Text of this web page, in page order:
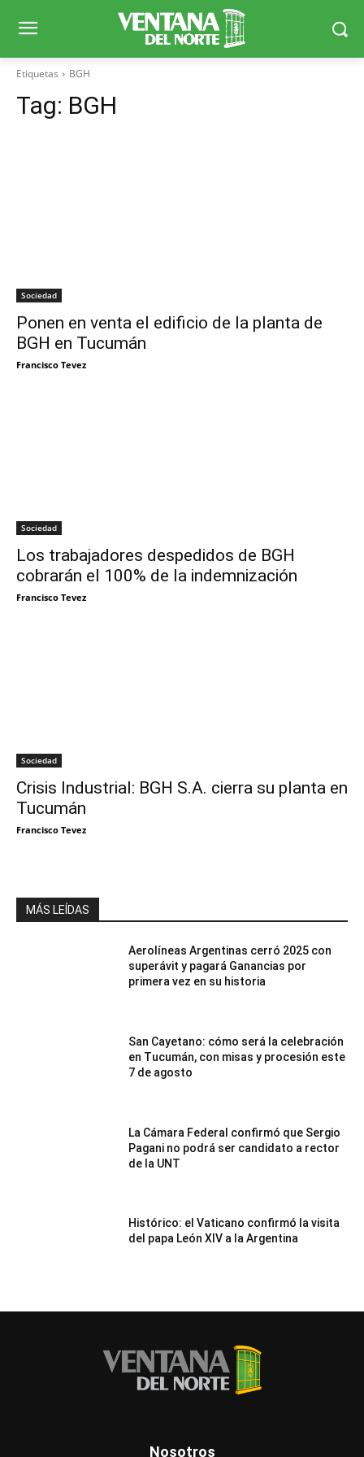
Etiquetas BGH
Tag: BGH
Sociedad
Ponen en venta el edificio de la planta de
BGH en Tucumán
Francisco Tevez
Sociedad
Los trabajadores despedidos de BGH
cobrarán el 100% de la indemnización
Francisco Tevez
Sociedad
Crisis Industrial: BGH S.A. cierra su planta en
Tucumán
Francisco Tevez
MÁS LEÍDAS
Aerolíneas Argentinas cerró 2025 con
superávit y pagará Ganancias por
primera vez en su historia
San Cayetano: cómo será la celebración
en Tucumán, con misas y procesión este
7 de agosto
La Cámara Federal confirmó que Sergio
Pagani no podrá ser candidato a rector
de la UNT
Histórico: el Vaticano confirmó la visita
del papa León XIV a la Argentina
Nosotros